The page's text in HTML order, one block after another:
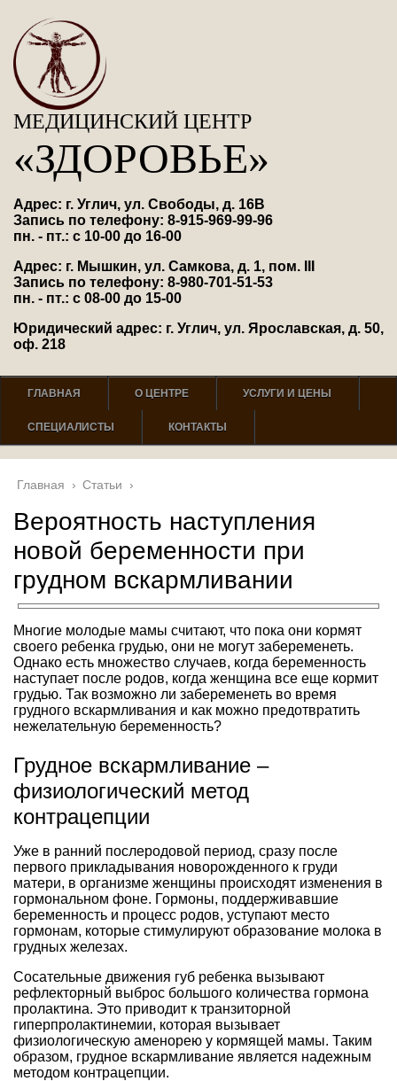
МЕДИЦИНСКИЙ ЦЕНТР
«ЗДОРОВЬЕ»
Адрес: г. Углич, ул. Свободы, д. 16В
Запись по телефону: 8-915-969-99-96
пн. - пт.: с 10-00 до 16-00
Адрес: г. Мышкин, ул. Самкова, д. 1, пом. III
Запись по телефону: 8-980-701-51-53
пн. - пт.: с 08-00 до 15-00
Юридический адрес: г. Углич, ул. Ярославская, д. 50,
оф. 218
ГЛАВНАЯ О ЦЕНТРЕ УСЛУГИ И ЦЕНЫ
СПЕЦИАЛИСТЫ КОНТАКТЫ
Главная › Статьи ›
Вероятность наступления
новой беременности при
грудном вскармливании
Многие молодые мамы считают, что пока они кормят
своего ребенка грудью, они не могут забеременеть.
Однако есть множество случаев, когда беременность
наступает после родов, когда женщина все еще кормит
грудью. Так возможно ли забеременеть во время
грудного вскармливания и как можно предотвратить
нежелательную беременность?
Грудное вскармливание –
физиологический метод
контрацепции
Уже в ранний послеродовой период, сразу после
первого прикладывания новорожденного к груди
матери, в организме женщины происходят изменения в
гормональном фоне. Гормоны, поддерживавшие
беременность и процесс родов, уступают место
гормонам, которые стимулируют образование молока в
грудных железах.
Сосательные движения губ ребенка вызывают
рефлекторный выброс большого количества гормона
пролактина. Это приводит к транзиторной
гиперпролактинемии, которая вызывает
физиологическую аменорею у кормящей мамы. Таким
образом, грудное вскармливание является надежным
методом контрацепции.